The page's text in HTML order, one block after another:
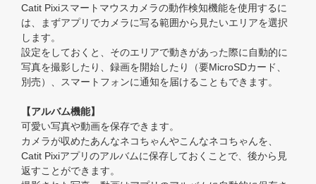
Catit Pixiスマートマウスカメラの動作検知機能を使用するに
は、まずアプリでカメラに写る範囲から見たいエリアを選択
します。
設定をしておくと、そのエリアで動きがあった際に自動的に
写真を撮影したり、録画を開始したり（要MicroSDカード、
別売）、スマートフォンに通知を届けることもできます。
【アルバム機能】
可愛い写真や動画を保存できます。
カメラが収めたあんなネコちゃんやこんなネコちゃんを、
Catit Pixiアプリのアルバムに保存しておくことで、後から見
返すことができます。